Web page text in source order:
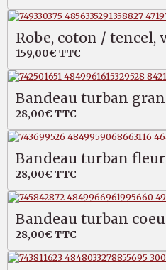
Robe, coton / tencel,
159,00€ TTC
Bandeau turban
28,00€ TTC
Bandeau turban
28,00€ TTC
Bandeau turban
28,00€ TTC